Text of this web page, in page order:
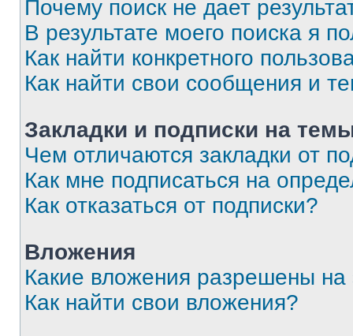
Почему поиск не дает
В результате моего поиска я
Как найти конкретного
Как найти свои сообщения и
Закладки и подписки на
Чем отличаются закладки от
Как мне подписаться на
Как отказаться от подписки?
Вложения
Какие вложения разрешены
Как найти свои вложения?